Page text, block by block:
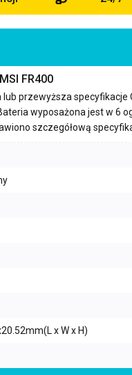
FR400
lub przewyższa specyfikacje
wyposażona jest w 6
szczegółową
x W x H)